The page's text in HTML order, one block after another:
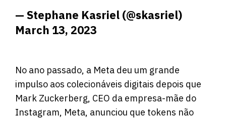
— Stephane Kasriel (@skasriel)
March 13, 2023
No ano passado, a Meta deu um grande
impulso aos colecionáveis ​​digitais depois que
Mark Zuckerberg, CEO da empresa-mãe do
Instagram, Meta, anunciou que tokens não